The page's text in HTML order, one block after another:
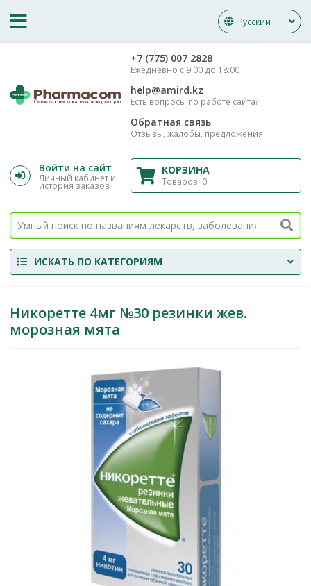
Русский
‎+7 (775) 007 2828
Ежедневно с 9:00 до 18:00
help@amird.kz
Есть вопросы по работе сайта?
Обратная связь
Отзывы, жалобы, предложения
Войти на сайт
Личный кабинет и
история заказов
КОРЗИНА
Товаров: 0
ИСКАТЬ ПО КАТЕГОРИЯМ
Никоретте 4мг №30 резинки жев.
морозная мята